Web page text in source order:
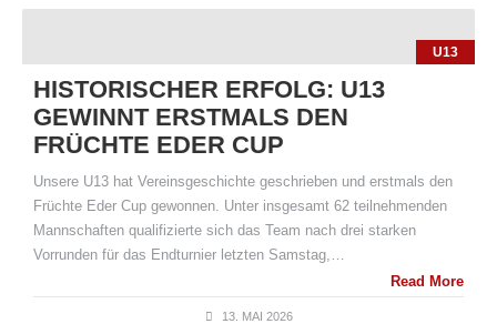
U13
HISTORISCHER ERFOLG: U13
GEWINNT ERSTMALS DEN
FRÜCHTE EDER CUP
Unsere U13 hat Vereinsgeschichte geschrieben und erstmals den
Früchte Eder Cup gewonnen. Unter insgesamt 62 teilnehmenden
Mannschaften qualifizierte sich das Team nach drei starken
Vorrunden für das Endturnier letzten Samstag,…
Read More
13. MAI 2026